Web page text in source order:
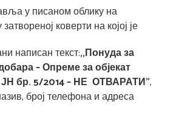
у писаном облику на
коверти на којој је
написан текст:,,Понуда за
ара – Опреме за објекат
ЈН бр.5/2014– НЕ ОТВАРАТИ”,
број телефона и адреса